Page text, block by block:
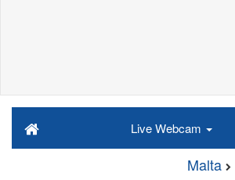
Live Webcam
Malta